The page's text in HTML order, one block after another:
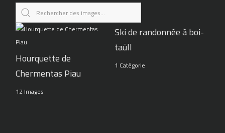
Hourquette de
Chermentas Piau
12 Images
Ski de randonnée à boi-
taüll
1 Catégorie